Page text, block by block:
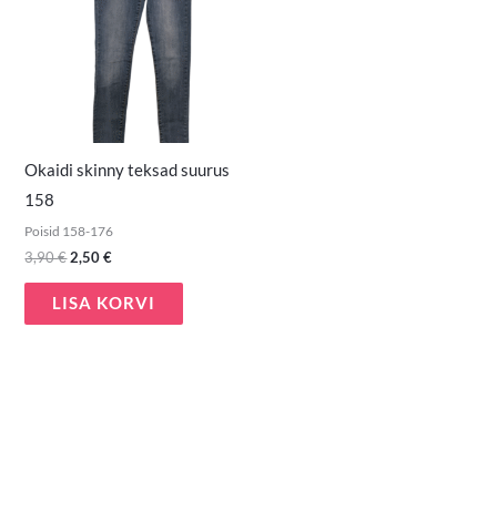
Okaidi skinny teksad suurus
158
Poisid 158-176
3,90€2,50€
LISA KORVI